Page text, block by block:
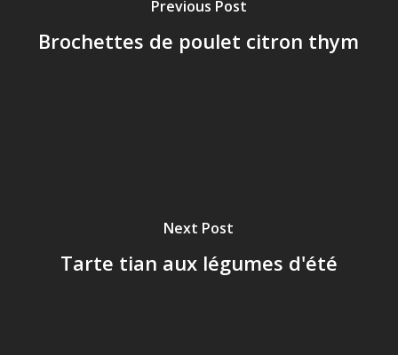
Previous Post
Brochettes de poulet citron thym
Next Post
Tarte tian aux légumes d'été